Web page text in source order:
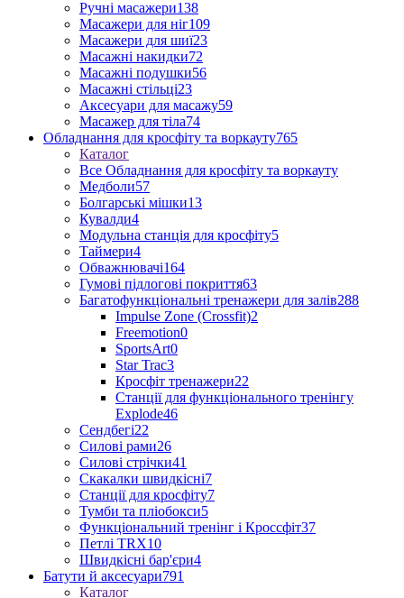
Ручні масажери138
Масажери для ніг109
Масажери для шиї23
Масажні накидки72
Масажні подушки56
Масажні стільці23
Аксесуари для масажу59
Масажер для тіла74
Обладнання для кросфіту та воркауту765
Каталог
Все Обладнання для кросфіту та воркауту
Медболи57
Болгарські мішки13
Кувалди4
Модульна станція для кросфіту5
Таймери4
Обважнювачі164
Гумові підлогові покриття63
Багатофункціональні тренажери для залів288
Impulse Zone (Crossfit)2
Freemotion0
SportsArt0
Star Trac3
Кросфіт тренажери22
Станції для функціонального тренінгу
Explode46
Сендбегі22
Силові рами26
Силові стрічки41
Скакалки швидкісні7
Станції для кросфіту7
Тумби та пліобокси5
Функціональний тренінг і Кроссфіт37
Петлі TRX10
Швидкісні бар'єри4
Батути й аксесуари791
Каталог